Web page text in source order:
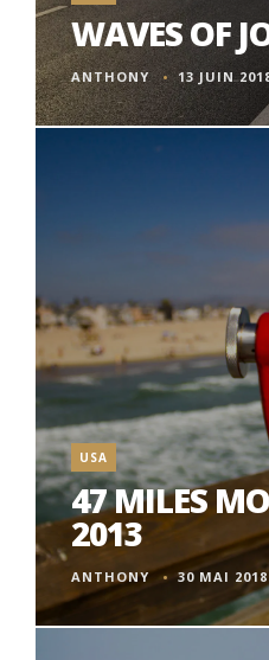
WAVES OF
ANTHONY 13 JUIN
USA
47 MILES
2013
ANTHONY 30 MAI 2018